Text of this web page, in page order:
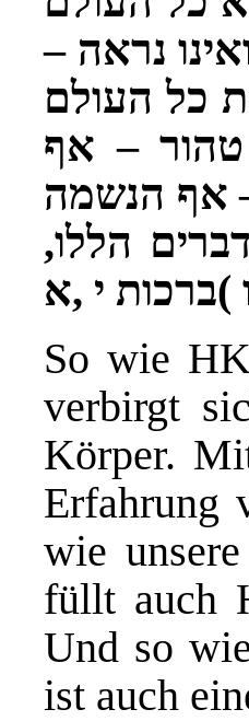
נראה–
כל העולם
– אף
אף הנשמה
הללו,
)ברכות י ,א
So wie
verbirgt
Körper.
Erfahrung
wie
füllt auch
Und so
ist auch